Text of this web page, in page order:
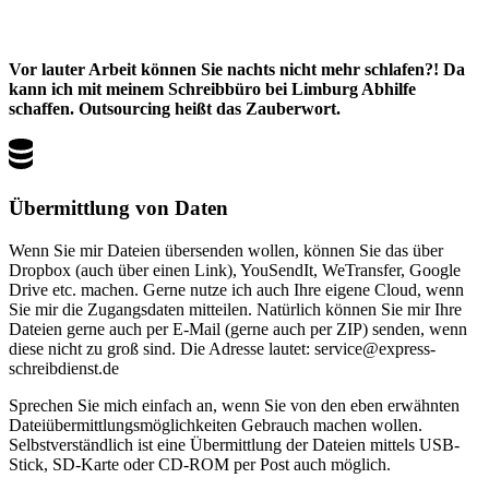
Vor lauter Arbeit können Sie nachts nicht mehr schlafen?! Da
kann ich mit meinem Schreibbüro bei Limburg Abhilfe
schaffen. Outsourcing heißt das Zauberwort.
Übermittlung von Daten
Wenn Sie mir Dateien übersenden wollen, können Sie das über
Dropbox (auch über einen Link), YouSendIt, WeTransfer, Google
Drive etc. machen. Gerne nutze ich auch Ihre eigene Cloud, wenn
Sie mir die Zugangsdaten mitteilen. Natürlich können Sie mir Ihre
Dateien gerne auch per E-Mail (gerne auch per ZIP) senden, wenn
diese nicht zu groß sind. Die Adresse lautet: service@express-
schreibdienst.de
Sprechen Sie mich einfach an, wenn Sie von den eben erwähnten
Dateiübermittlungsmöglichkeiten Gebrauch machen wollen.
Selbstverständlich ist eine Übermittlung der Dateien mittels USB-
Stick, SD-Karte oder CD-ROM per Post auch möglich.